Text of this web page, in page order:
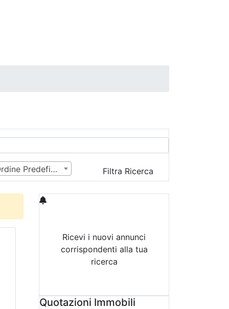
Ordine Predefinito Filtra Ricerca
Ricevi i nuovi annunci
corrispondenti alla tua
ricerca
Quotazioni Immobili